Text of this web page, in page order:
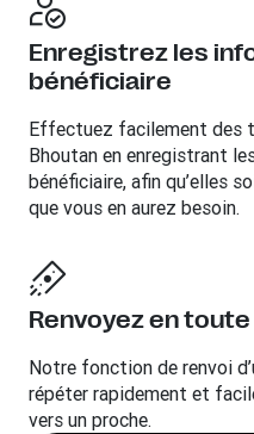
Enregistrez les
bénéficiaire
Effectuez facilement des
Bhoutan en enregistrant
bénéficiaire, afin qu’elles
que vous en aurez besoin.
Renvoyez en
Notre fonction de renvoi
répéter rapidement et
vers un proche.